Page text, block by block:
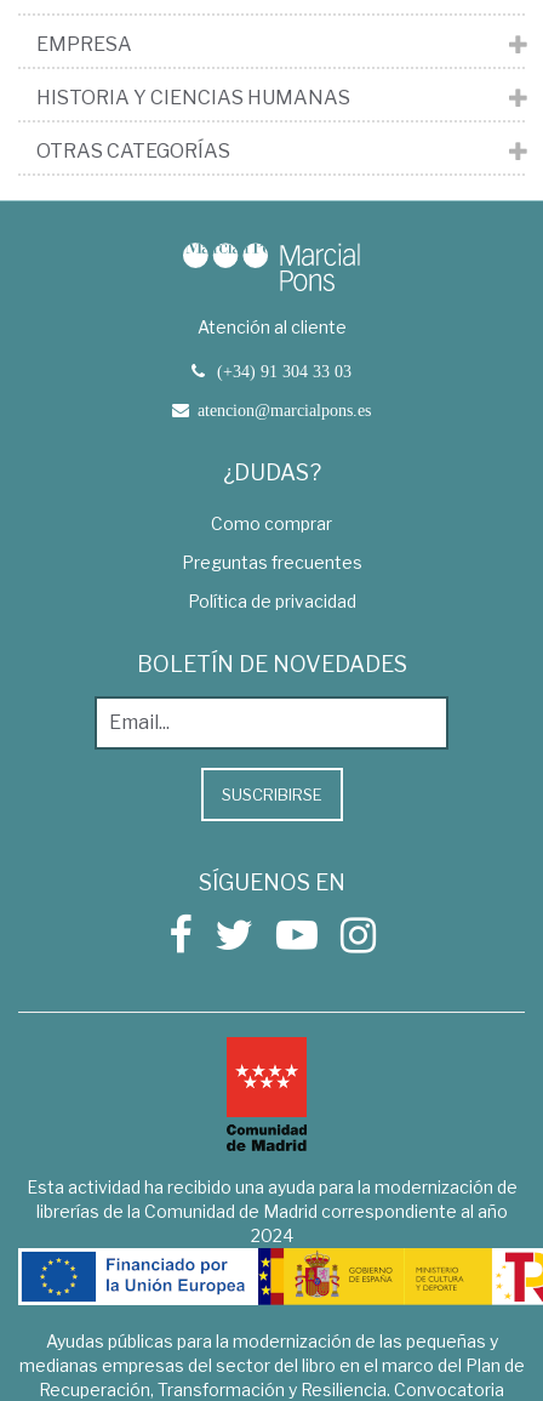
EMPRESA
HISTORIA Y CIENCIAS HUMANAS
OTRAS CATEGORÍAS
Atención al cliente
(+34) 91 304 33 03
atencion@marcialpons.es
¿DUDAS?
Como comprar
Preguntas frecuentes
Política de privacidad
BOLETÍN DE NOVEDADES
SUSCRIBIRSE
SÍGUENOS EN
Esta actividad ha recibido una ayuda para la modernización de
librerías de la Comunidad de Madrid correspondiente al año
2024
Ayudas públicas para la modernización de las pequeñas y
medianas empresas del sector del libro en el marco del Plan de
Recuperación, Transformación y Resiliencia. Convocatoria